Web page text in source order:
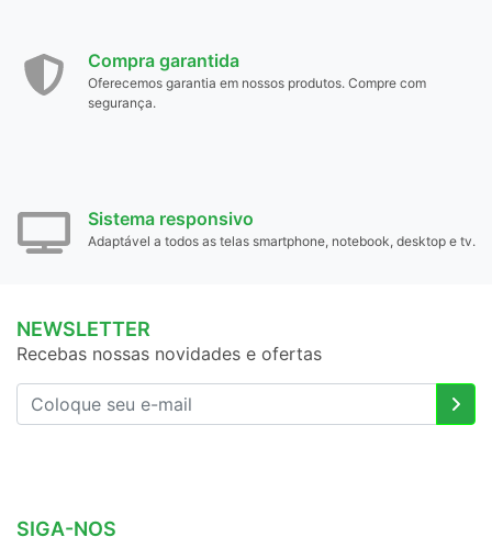
Compra garantida
Oferecemos garantia em nossos produtos. Compre com
segurança.
Sistema responsivo
Adaptável a todos as telas smartphone, notebook, desktop e tv.
NEWSLETTER
Recebas nossas novidades e ofertas
SIGA-NOS